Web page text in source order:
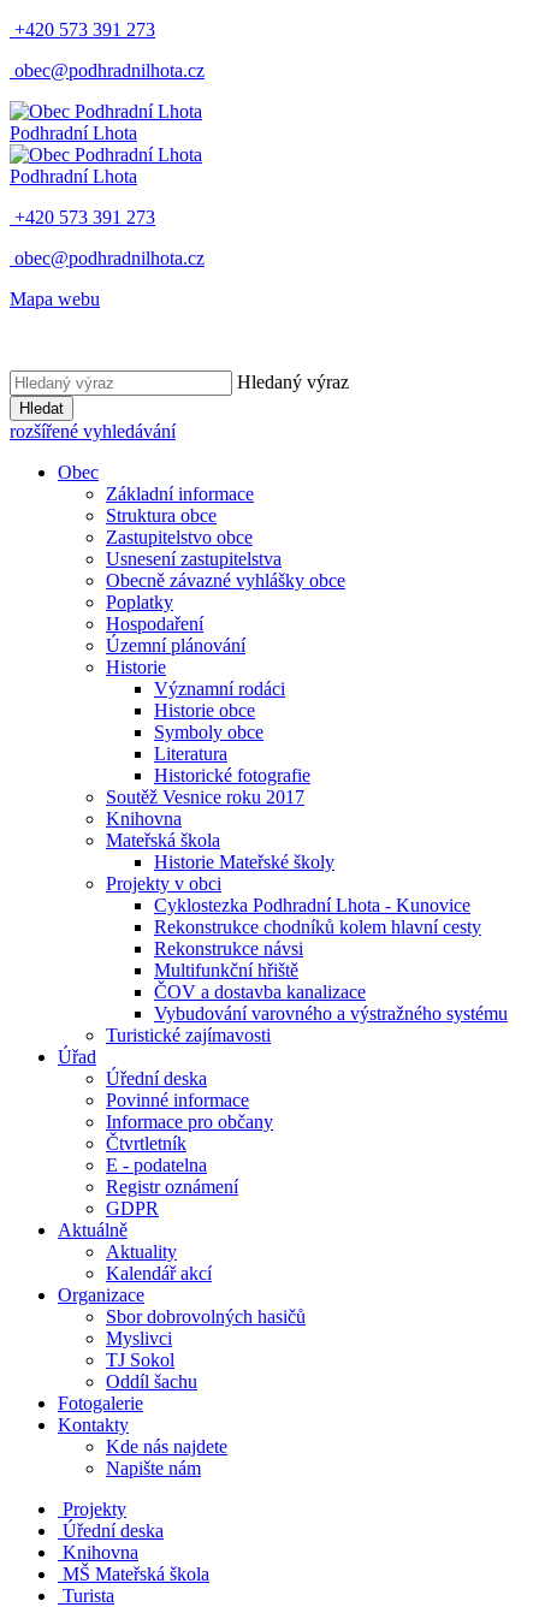
+420 573 391 273
obec@podhradnilhota.cz
Podhradní Lhota
Podhradní Lhota
+420 573 391 273
obec@podhradnilhota.cz
Mapa webu
Hledaný výraz
Hledat
rozšířené vyhledávání
Obec
Základní informace
Struktura obce
Zastupitelstvo obce
Usnesení zastupitelstva
Obecně závazné vyhlášky obce
Poplatky
Hospodaření
Územní plánování
Historie
Významní rodáci
Historie obce
Symboly obce
Literatura
Historické fotografie
Soutěž Vesnice roku 2017
Knihovna
Mateřská škola
Historie Mateřské školy
Projekty v obci
Cyklostezka Podhradní Lhota - Kunovice
Rekonstrukce chodníků kolem hlavní cesty
Rekonstrukce návsi
Multifunkční hřiště
ČOV a dostavba kanalizace
Vybudování varovného a výstražného systému
Turistické zajímavosti
Úřad
Úřední deska
Povinné informace
Informace pro občany
Čtvrtletník
E - podatelna
Registr oznámení
GDPR
Aktuálně
Aktuality
Kalendář akcí
Organizace
Sbor dobrovolných hasičů
Myslivci
TJ Sokol
Oddíl šachu
Fotogalerie
Kontakty
Kde nás najdete
Napište nám
Projekty
Úřední deska
Knihovna
MŠ Mateřská škola
Turista